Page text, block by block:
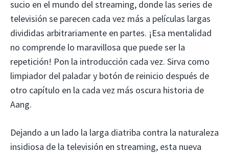
sucio en el mundo del streaming, donde las series de
televisión se parecen cada vez más a películas largas
divididas arbitrariamente en partes. ¡Esa mentalidad
no comprende lo maravillosa que puede ser la
repetición! Pon la introducción cada vez. Sirva como
limpiador del paladar y botón de reinicio después de
otro capítulo en la cada vez más oscura historia de
Aang.
Dejando a un lado la larga diatriba contra la naturaleza
insidiosa de la televisión en streaming, esta nueva